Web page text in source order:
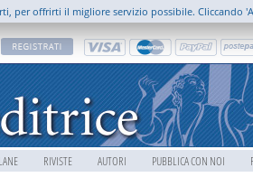
RIVISTE AUTORI PUBBLICA CON NOI
per offrirti il migliore servizio possibile. Cliccando